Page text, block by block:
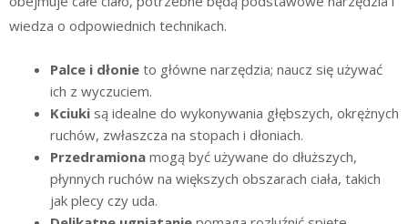
wiedza o odpowiednich technikach.
Palce i dłonie to główne narzędzia; naucz się używać
ich z wyczuciem.
Kciuki są idealne do wykonywania głębszych, okrężnych
ruchów, zwłaszcza na stopach i dłoniach.
Przedramiona mogą być używane do dłuższych,
płynnych ruchów na większych obszarach ciała, takich
jak plecy czy uda.